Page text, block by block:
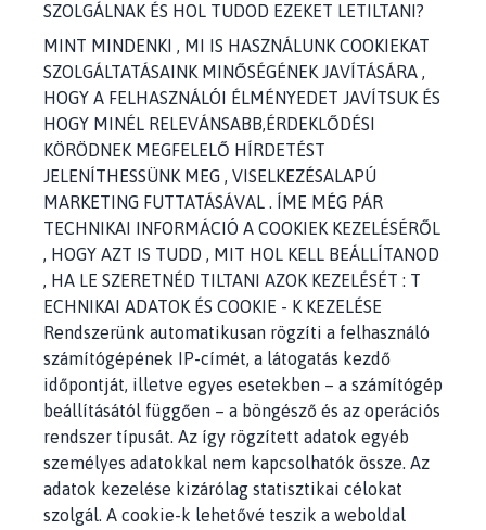
SZOLGÁLNAK ÉS HOL TUDOD EZEKET LETILTANI?
MINT MINDENKI , MI IS HASZNÁLUNK COOKIEKAT
SZOLGÁLTATÁSAINK MINŐSÉGÉNEK JAVÍTÁSÁRA ,
HOGY A FELHASZNÁLÓI ÉLMÉNYEDET JAVÍTSUK ÉS
HOGY MINÉL RELEVÁNSABB,ÉRDEKLŐDÉSI
KÖRÖDNEK MEGFELELŐ HÍRDETÉST
JELENÍTHESSÜNK MEG , VISELKEZÉSALAPÚ
MARKETING FUTTATÁSÁVAL . ÍME MÉG PÁR
TECHNIKAI INFORMÁCIÓ A COOKIEK KEZELÉSÉRŐL
, HOGY AZT IS TUDD , MIT HOL KELL BEÁLLÍTANOD
, HA LE SZERETNÉD TILTANI AZOK KEZELÉSÉT : T
ECHNIKAI ADATOK ÉS COOKIE - K KEZELÉSE
Rendszerünk automatikusan rögzíti a felhasználó
számítógépének IP-címét, a látogatás kezdő
időpontját, illetve egyes esetekben – a számítógép
beállításától függően – a böngésző és az operációs
rendszer típusát. Az így rögzített adatok egyéb
személyes adatokkal nem kapcsolhatók össze. Az
adatok kezelése kizárólag statisztikai célokat
szolgál. A cookie-k lehetővé teszik a weboldal